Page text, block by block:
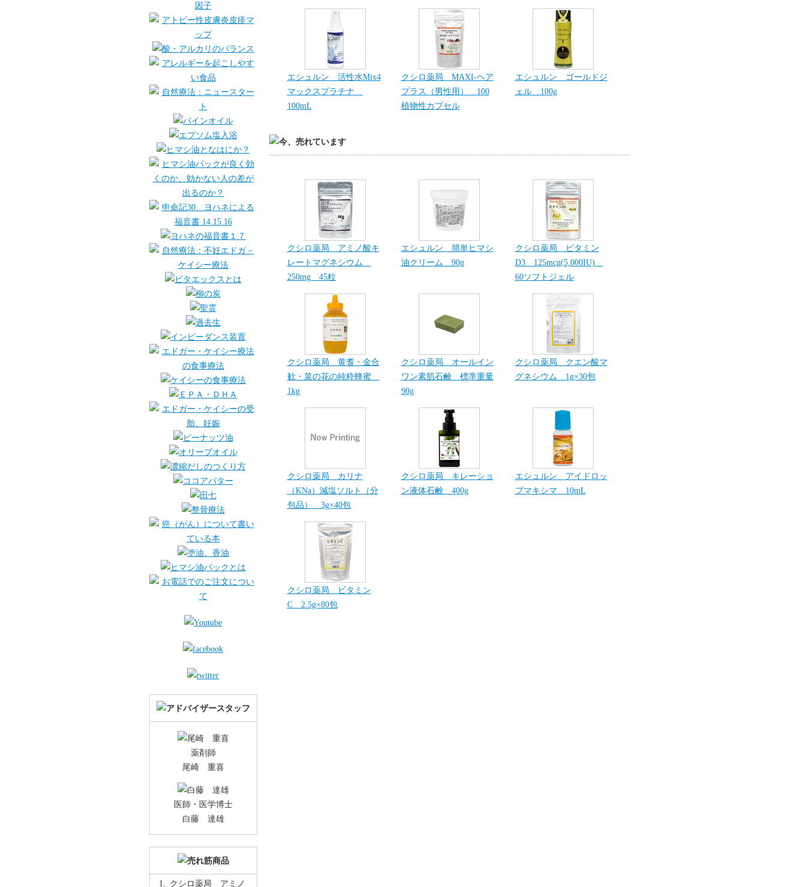
エシュルン 活性水Mix4
マックスプラチナ
100mL
クシロ薬局 MAXI-ヘア
プラス（男性用） 100
植物性カプセル
エシュルン ゴールドジ
ェル 100g
クシロ薬局 アミノ酸キ
レートマグネシウム
250mg 45粒
エシュルン 簡単ヒマシ
油クリーム 90g
クシロ薬局 ビタミン
D3 125mcg(5,000IU)
60ソフトジェル
クシロ薬局 黄耆・金合
歓・菜の花の純粋蜂蜜
1kg
クシロ薬局 オールイン
ワン素肌石鹸 標準重量
90g
クシロ薬局 クエン酸マ
グネシウム 1g×30包
クシロ薬局 カリナ
（KNa）減塩ソルト（分
包品） 3g×40包
クシロ薬局 キレーショ
ン液体石鹸 400g
エシュルン アイドロッ
プマキシマ 10mL
クシロ薬局 ビタミン
C 2.5g×80包
薬剤師
尾崎 重喜
医師・医学博士
白藤 達雄
クシロ薬局 アミノ